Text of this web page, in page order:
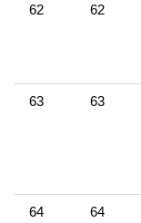
62 62
63 63
64 64